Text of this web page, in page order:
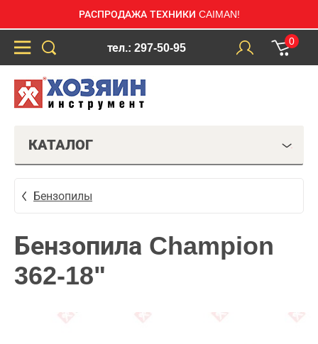
РАСПРОДАЖА ТЕХНИКИ CAIMAN!
тел.: 297-50-95
0
КАТАЛОГ
Бензопилы
Бензопила Champion
362-18"